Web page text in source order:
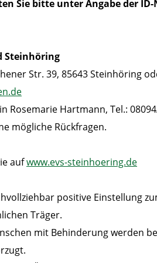
Sie bitte unter Angabe der ID-
Steinhöring
Str. 39, 85643 Steinhöring
Rosemarie Hartmann, Tel.:
mögliche Rückfragen.
aufwww.evs-steinhoering.de
positive Einstellung
Träger.
mit Behinderung werden